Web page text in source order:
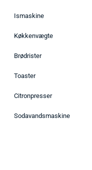
Ismaskine
Køkkenvægte
Brødrister
Toaster
Citronpresser
Sodavandsmaskine